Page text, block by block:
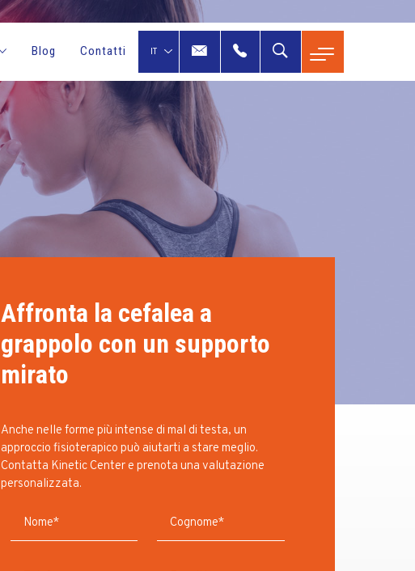
Blog Contatti
Affronta la cefalea a
grappolo con un supporto
mirato
Anche nelle forme più intense di mal di testa, un
approccio fisioterapico può aiutarti a stare meglio.
Contatta Kinetic Center e prenota una valutazione
personalizzata.